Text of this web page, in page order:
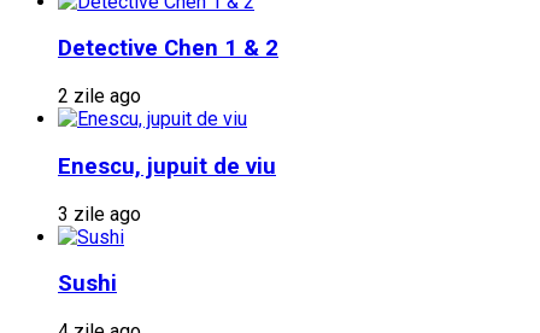
Detective Chen 1 & 2
2 zile ago
Enescu, jupuit de viu
3 zile ago
Sushi